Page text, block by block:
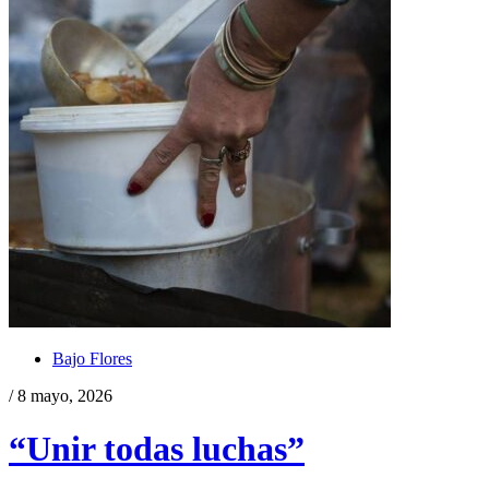
Bajo Flores
/ 8 mayo, 2026
“Unir todas luchas”